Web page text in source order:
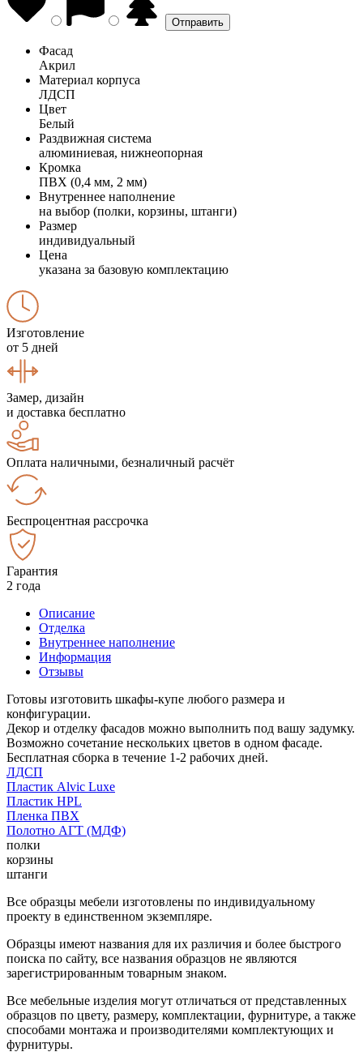
Фасад
Акрил
Материал корпуса
ЛДСП
Цвет
Белый
Раздвижная система
алюминиевая, нижнеопорная
Кромка
ПВХ (0,4 мм, 2 мм)
Внутреннее наполнение
на выбор (полки, корзины, штанги)
Размер
индивидуальный
Цена
указана за базовую комплектацию
Изготовление
от 5 дней
Замер, дизайн
и доставка бесплатно
Оплата наличными, безналичный расчёт
Беспроцентная рассрочка
Гарантия
2 года
Описание
Отделка
Внутреннее наполнение
Информация
Отзывы
Готовы изготовить шкафы-купе любого размера и
конфигурации.
Декор и отделку фасадов можно выполнить под вашу задумку.
Возможно сочетание нескольких цветов в одном фасаде.
Бесплатная сборка в течение 1-2 рабочих дней.
ЛДСП
Пластик Alvic Luxe
Пластик HPL
Пленка ПВХ
Полотно АГТ (МДФ)
полки
корзины
штанги
Все образцы мебели изготовлены по индивидуальному
проекту в единственном экземпляре.
Образцы имеют названия для их различия и более быстрого
поиска по сайту, все названия образцов не являются
зарегистрированным товарным знаком.
Все мебельные изделия могут отличаться от представленных
образцов по цвету, размеру, комплектации, фурнитуре, а также
способами монтажа и производителями комплектующих и
фурнитуры.